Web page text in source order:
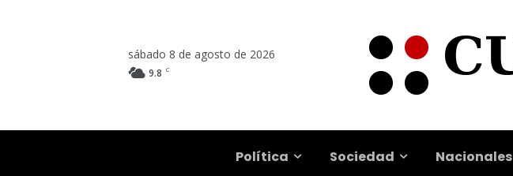
sábado 8 de agosto de 2026
9.8 C
Política Sociedad Nacionales